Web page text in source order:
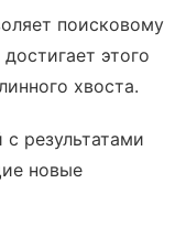
поисковому
этого
хвоста.
результатами
новые